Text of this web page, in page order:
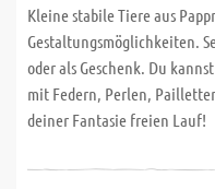
Kleine stabile Tiere aus
Gestaltungsmöglichkeiten.
oder als Geschenk. Du
mit Federn, Perlen,
deiner Fantasie freien Lauf!